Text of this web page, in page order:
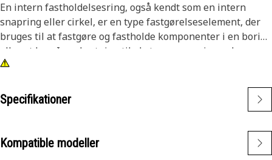
En intern fastholdelsesring, også kendt som en intern
snapring eller cirkel, er en type fastgørelseselement, der
bruges til at fastgøre og fastholde komponenter i en boring
eller et hus. I modsætning til eksterne snapringe, der
passer over en aksel eller stift, installeres interne
komponenter på plads. Hovedformålet med en intern
snapring er at forhindre aksial bevægelse eller
fungerer som en fastholdelsesanordning, der holder
komponenter såsom lejer, aksler eller tætninger sikkert på
Specifikationer
Kompatible modeller